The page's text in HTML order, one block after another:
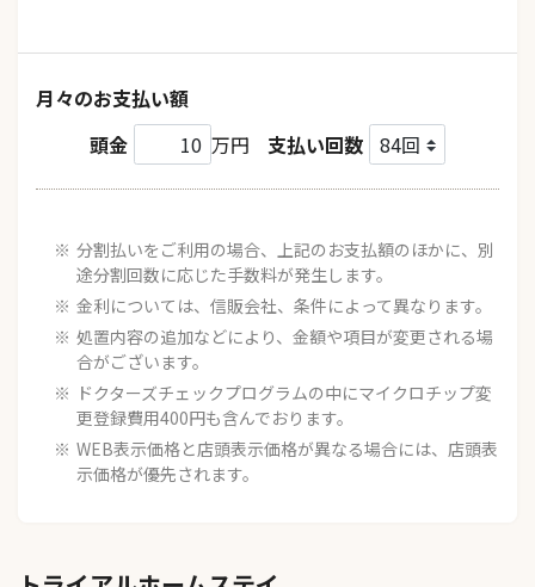
月々のお支払い額
頭金
万円 支払い回数
分割払いをご利用の場合、上記のお支払額のほかに、別
途分割回数に応じた手数料が発生します。
金利については、信販会社、条件によって異なります。
処置内容の追加などにより、金額や項目が変更される場
合がございます。
ドクターズチェックプログラムの中にマイクロチップ変
更登録費用400円も含んでおります。
WEB表示価格と店頭表示価格が異なる場合には、店頭表
示価格が優先されます。